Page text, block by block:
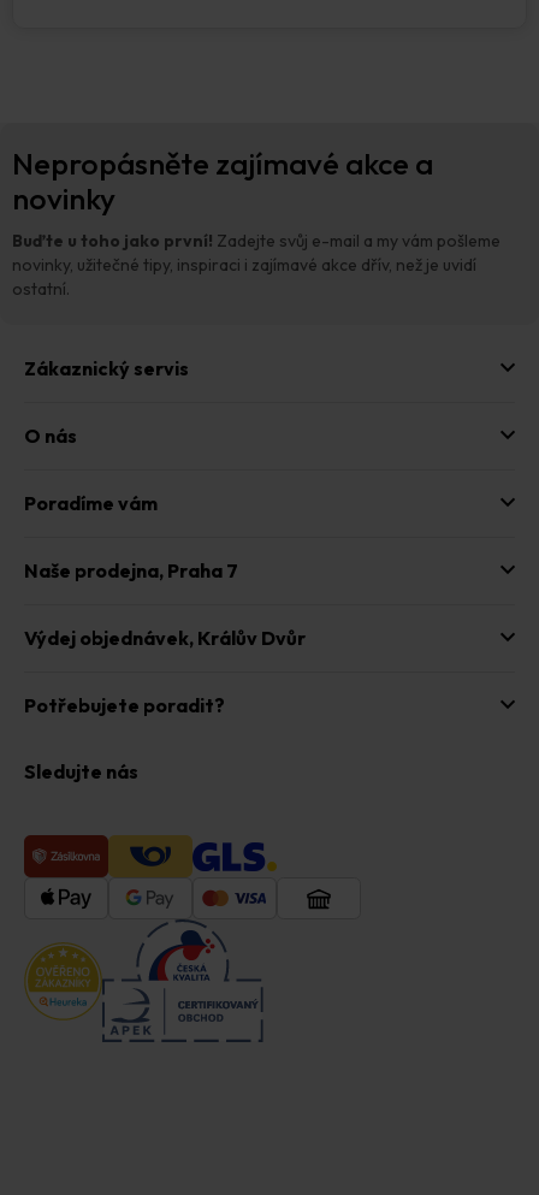
Nepropásněte zajímavé akce a
novinky
Buďte u toho jako první! Zadejte svůj e-mail a my vám pošleme
novinky, užitečné tipy, inspiraci i zajímavé akce dřív, než je uvidí
ostatní.
Zákaznický servis
O nás
Poradíme vám
Naše prodejna, Praha 7
Výdej objednávek, Králův Dvůr
Potřebujete poradit?
Sledujte nás